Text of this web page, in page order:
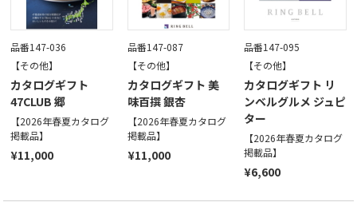
品番147-036
【その他】
カタログギフト
47CLUB 郷
【2026年春夏カタログ
掲載品】
¥11,000
品番147-087
【その他】
カタログギフト 美
味百撰 銀杏
【2026年春夏カタログ
掲載品】
¥11,000
品番147-095
【その他】
カタログギフト リ
ンベルグルメ ジュピ
ター
【2026年春夏カタログ
掲載品】
¥6,600